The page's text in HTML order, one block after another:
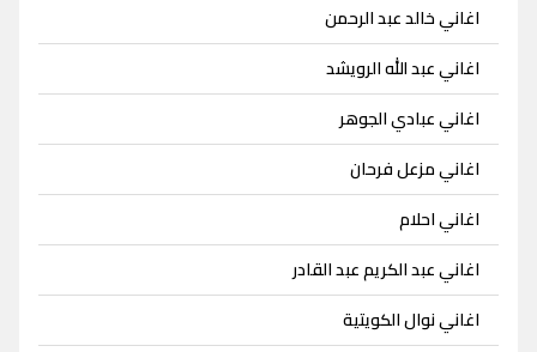
اغاني خالد عبد الرحمن
اغاني عبد الله الرويشد
اغاني عبادي الجوهر
اغاني مزعل فرحان
اغاني احلام
اغاني عبد الكريم عبد القادر
اغاني نوال الكويتية